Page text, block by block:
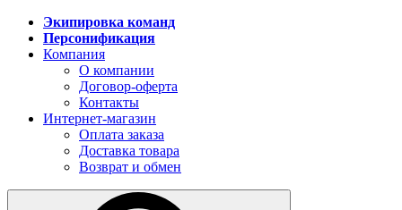
Экипировка команд
Персонификация
Компания
О компании
Договор-оферта
Контакты
Интернет-магазин
Оплата заказа
Доставка товара
Возврат и обмен